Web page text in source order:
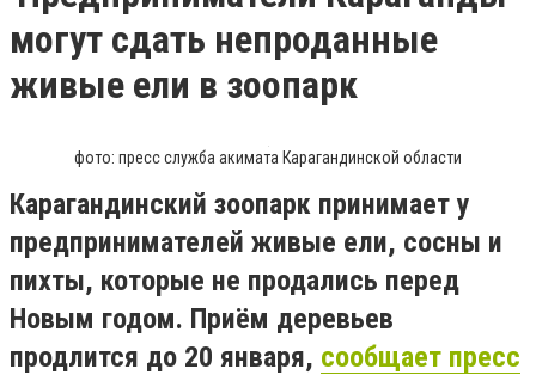
могут сдать непроданные
живые ели в зоопарк
фото: пресс служба акимата Карагандинской области
Карагандинский зоопарк принимает у
предпринимателей живые ели, сосны и
пихты, которые не продались перед
Новым годом. Приём деревьев
продлится до 20 января, сообщает пресс